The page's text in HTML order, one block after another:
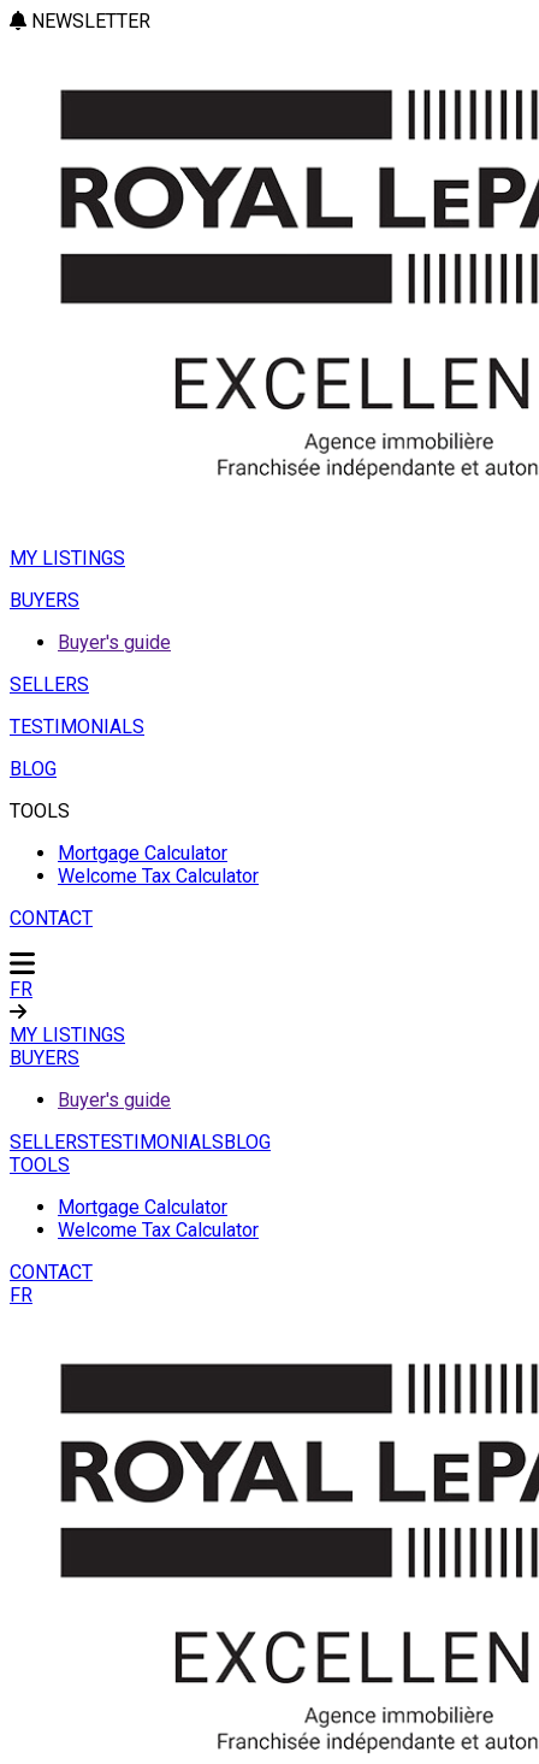
NEWSLETTER
MY LISTINGS
BUYERS
Buyer's guide
SELLERS
TESTIMONIALS
BLOG
TOOLS
Mortgage Calculator
Welcome Tax Calculator
CONTACT
FR
MY LISTINGS
BUYERS
Buyer's guide
SELLERSTESTIMONIALSBLOG
TOOLS
Mortgage Calculator
Welcome Tax Calculator
CONTACT
FR